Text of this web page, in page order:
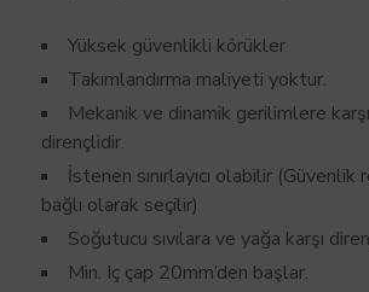
Yüksek güvenlikli körükler
Takımlandırma maliyeti yoktur.
Mekanik ve dinamik gerilimlere
dirençlidir.
İstenen sınırlayıcı olabilir
bağlı olarak seçilir)
Soğutucu sıvılara ve yağa karşı
Min. Iç çap 20mm’den başlar.